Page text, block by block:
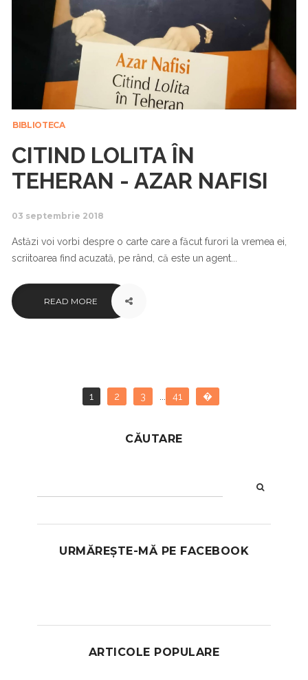
BIBLIOTECA
CITIND LOLITA ÎN
TEHERAN - AZAR NAFISI
03 septembrie 2018
Astăzi voi vorbi despre o carte care a făcut furori la vremea ei,
scriitoarea find acuzată, pe rând, că este un agent...
READ MORE
1 2 3 41 �
CĂUTARE
URMĂREȘTE-MĂ PE FACEBOOK
ARTICOLE POPULARE